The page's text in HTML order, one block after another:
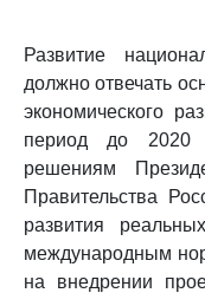
Развитие
должно отвечать
экономического
период до 2020
решениям
Правительства
развития
международным
на внедрении